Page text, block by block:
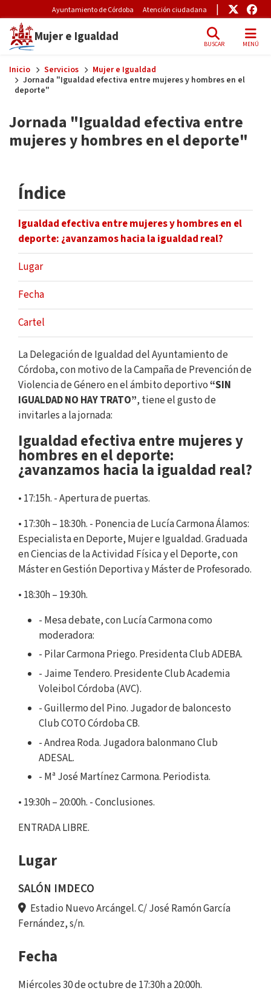
Pre-Header Microsite
Ayuntamiento de Córdoba Atención ciudadana Enlace
Mujer e Igualdad BUSCAR MENÚ
Inicio Servicios
Mujer e Igualdad
Jornada "Igualdad efectiva entre mujeres y hombres en el
deporte"
Jornada "Igualdad efectiva entre
mujeres y hombres en el deporte"
Índice
Igualdad efectiva entre mujeres y hombres en el
deporte: ¿avanzamos hacia la igualdad real?
Lugar
Fecha
Cartel
La Delegación de Igualdad del Ayuntamiento de
Córdoba, con motivo de la Campaña de Prevención de
Violencia de Género en el ámbito deportivo“SIN
IGUALDAD NO HAY TRATO”, tiene el gusto de
invitarles a la jornada:
Igualdad efectiva entre mujeres y
hombres en el deporte:
¿avanzamos hacia la igualdad real?
• 17:15h. - Apertura de puertas.
• 17:30h – 18:30h. - Ponencia de Lucía Carmona Álamos:
Especialista en Deporte, Mujer e Igualdad. Graduada
en Ciencias de la Actividad Física y el Deporte, con
Máster en Gestión Deportiva y Máster de Profesorado.
• 18:30h – 19:30h.
- Mesa debate, con Lucía Carmona como
moderadora:
- Pilar Carmona Priego. Presidenta Club ADEBA.
- Jaime Tendero. Presidente Club Academia
Voleibol Córdoba (AVC).
- Guillermo del Pino. Jugador de baloncesto
Club COTO Córdoba CB.
- Andrea Roda. Jugadora balonmano Club
ADESAL.
- Mª José Martínez Carmona. Periodista.
• 19:30h – 20:00h. - Conclusiones.
ENTRADA LIBRE.
Lugar
SALÓN IMDECO
Estadio Nuevo Arcángel. C/ José Ramón García
Fernández, s/n.
Fecha
Miércoles 30 de octubre de 17:30h a 20:00h.